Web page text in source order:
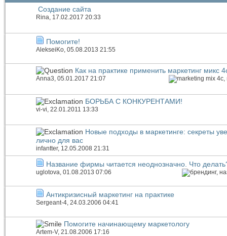
Создание сайта
Rina, 17.02.2017 20:33
Помогите!
AlekseiKo, 05.08.2013 21:55
Как на практике применить маркетинг микс
Anna3, 05.01.2017 21:07
БОРЬБА С КОНКУРЕНТАМИ!
vi-vi , 22.01.2011 13:33
Новые подходы в маркетинге: секреты
лично для вас
infantter, 12.05.2008 21:31
Название фирмы читается неоднозначно. Что
uglotova , 01.08.2013 07:06
Антикризисный маркетинг на практике
Sergeant-4, 24.03.2006 04:41
Помогите начинающему маркетологу
Artem-V, 21.08.2006 17:16